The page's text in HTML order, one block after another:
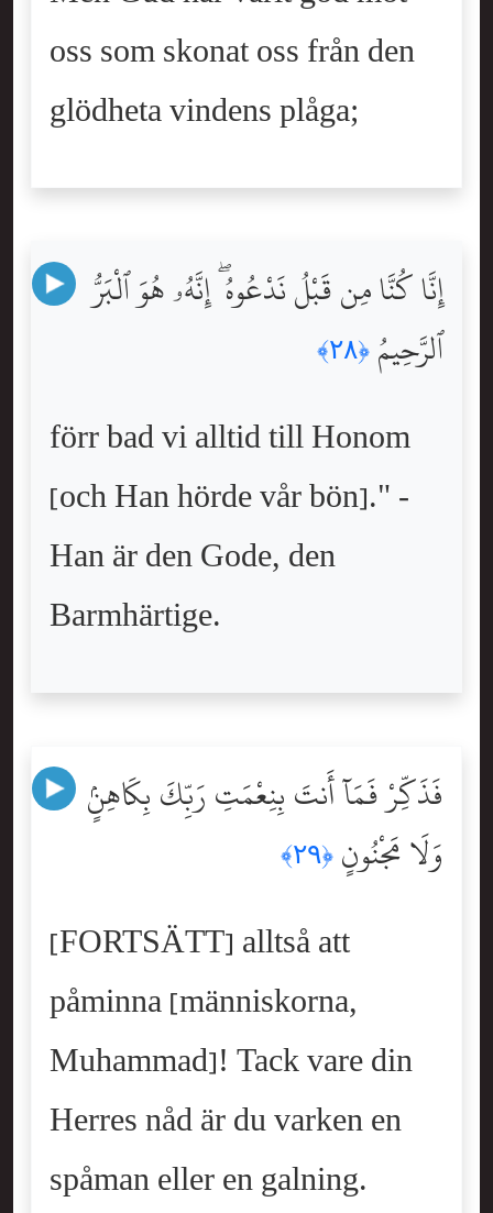
oss som skonat oss från den
glödheta vindens plåga;
إِنَّا كُنَّا مِن قَبْلُ نَدْعُوهُ ۖ إِنَّهُۥ هُوَ ٱلْبَرُّ
ٱلرَّحِيمُ ﴿٢٨﴾
förr bad vi alltid till Honom
[och Han hörde vår bön]." -
Han är den Gode, den
Barmhärtige.
فَذَكِّرْ فَمَآ أَنتَ بِنِعْمَتِ رَبِّكَ بِكَاهِنٍۢ
وَلَا مَجْنُونٍ ﴿٢٩﴾
[FORTSÄTT] alltså att
påminna [människorna,
Muhammad]! Tack vare din
Herres nåd är du varken en
spåman eller en galning.